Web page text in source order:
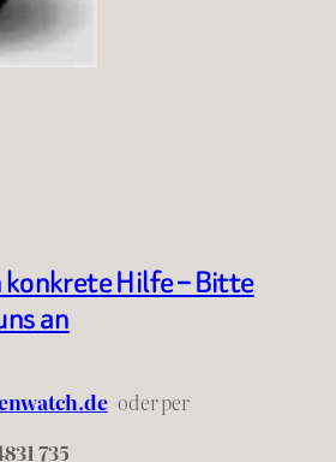
konkrete Hilfe – Bitte
an
oderper
735